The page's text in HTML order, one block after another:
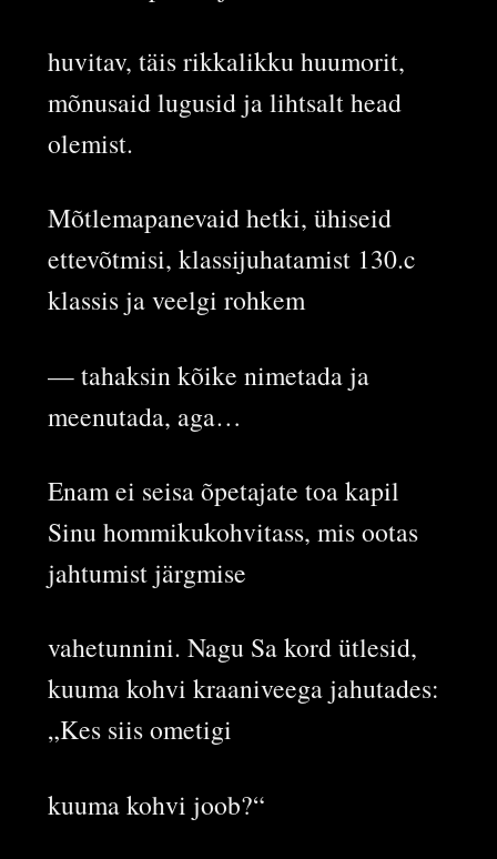
huvitav, täis rikkalikku huumorit,
mõnusaid lugusid ja lihtsalt head
olemist.
Mõtlemapanevaid hetki, ühiseid
ettevõtmisi, klassijuhatamist 130.c
klassis ja veelgi rohkem
— tahaksin kõike nimetada ja
meenutada, aga…
Enam ei seisa õpetajate toa kapil
Sinu hommikukohvitass, mis ootas
jahtumist järgmise
vahetunnini. Nagu Sa kord ütlesid,
kuuma kohvi kraaniveega jahutades:
„Kes siis ometigi
kuuma kohvi joob?“